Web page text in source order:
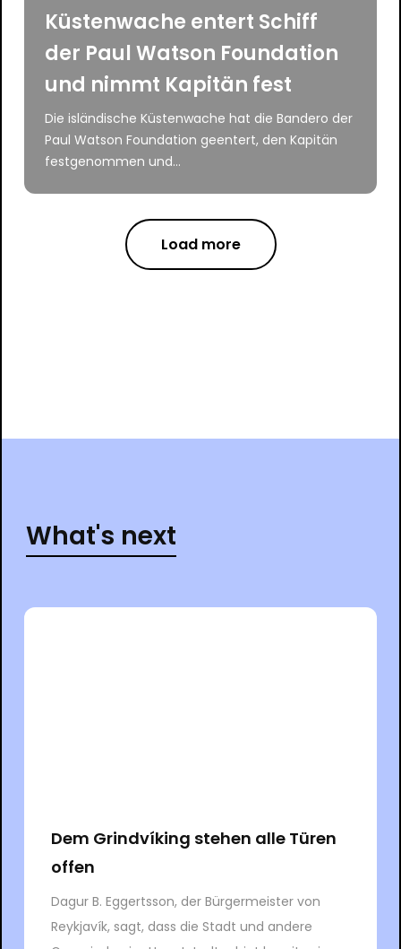
Küstenwache entert Schiff
der Paul Watson Foundation
und nimmt Kapitän fest
Die isländische Küstenwache hat die Bandero der
Paul Watson Foundation geentert, den Kapitän
festgenommen und...
Load more
What's next
Dem Grindvíking stehen alle Türen
offen
Dagur B. Eggertsson, der Bürgermeister von
Reykjavík, sagt, dass die Stadt und andere